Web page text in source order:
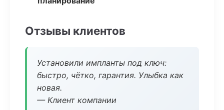
Отзывы клиентов
Установили импланты под ключ:
быстро, чётко, гарантия. Улыбка как
новая.
— Клиент компании